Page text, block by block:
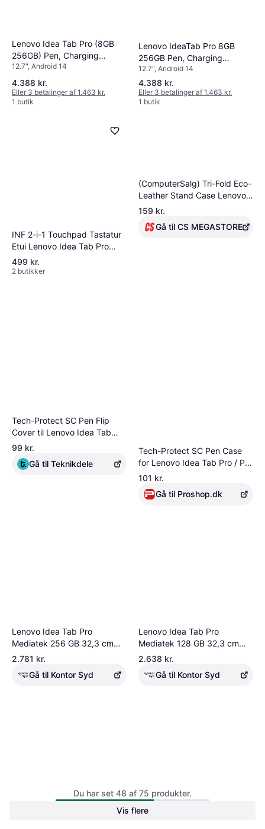
Lenovo Idea Tab Pro (8GB
256GB) Pen, Charging
Adapter & Folio Bundle
12.7", Android 14
4.388 kr.
Eller 3 betalinger af 1.463 kr.
1 butik
Lenovo IdeaTab Pro 8GB
256GB Pen, Charging
Adaptor & Folio Bundle
EUBNDLIDEA15
12.7", Android 14
4.388 kr.
Eller 3 betalinger af 1.463 kr.
1 butik
INF 2-i-1 Touchpad Tastatur
Etui Lenovo Idea Tab Pro
2025
499 kr.
2 butikker
(ComputerSalg) Tri-Fold Eco-
Leather Stand Case Lenovo
Tab P12 (12.7) 2023 Purple
159 kr.
Gå til CS MEGASTORE
Tech-Protect SC Pen Flip
Cover til Lenovo Idea Tab
Pro/Pro Mt 12.7" - Grøn
99 kr.
Gå til Teknikdele
Tech-Protect SC Pen Case
for Lenovo Idea Tab Pro / Pro
MT 12.7 TB-373 - Green
101 kr.
Gå til Proshop.dk
Lenovo Idea Tab Pro
Mediatek 256 GB 32,3 cm
(12.7") 8 GB Wi-Fi 6E
2.781 kr.
Gå til Kontor Syd
Lenovo Idea Tab Pro
Mediatek 128 GB 32,3 cm
(12.7") 8 GB Wi-Fi 6E
2.638 kr.
Gå til Kontor Syd
Skærmbeskyttelse Lenovo
Idea Tab Pro 12.7
Tab Pro 12.7
209 kr.
Du har set 48 af 75 produkter.
Vis flere